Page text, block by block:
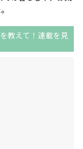
教えて！連載を見